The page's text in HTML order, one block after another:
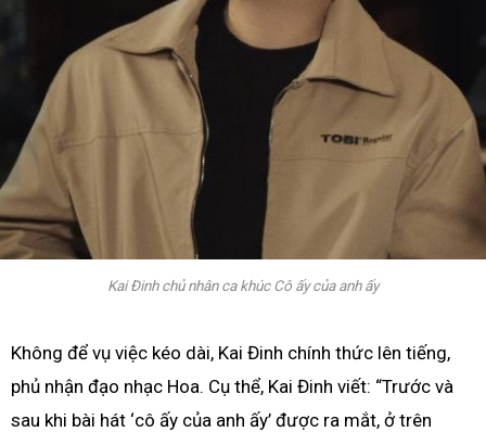
Kai Đinh chủ nhân ca khúc Cô ấy của anh ấy
Không để vụ việc kéo dài, Kai Đinh chính thức lên tiếng,
phủ nhận đạo nhạc Hoa. Cụ thể, Kai Đinh viết: “Trước và
sau khi bài hát ‘cô ấy của anh ấy’ được ra mắt, ở trên